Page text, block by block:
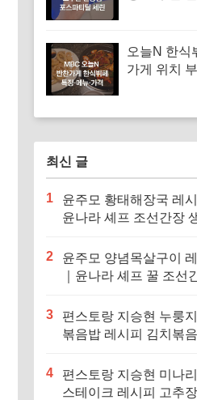
오늘N 한식
가게 위치
찬장인)
최신 글
1
윤주모 황태해장국 레
윤나라 셰프 조선간장
2
윤주모 양념목살구이
｜윤나라 셰프 꿀 조선
3
편스토랑 지승현 누룽
볶음밥 레시피 김치볶
4
편스토랑 지승현 미나
스테이크 레시피 고추